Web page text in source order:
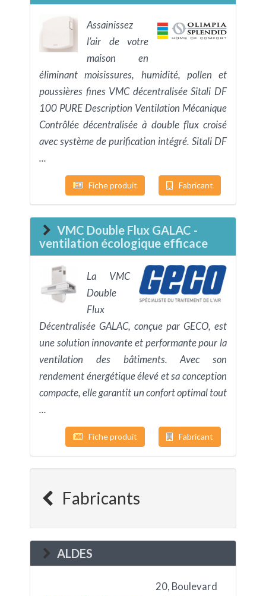
Assainissez
l’air de votre
maison en
éliminant moisissures, humidité, pollen et
poussières fines VMC décentralisée Sitali DF
100 PURE Description Ventilation Mécanique
Contrôlée décentralisée à double flux croisé
avec système de purification intégré. Sitali DF
...
Fiche produit Fabricant
VMC Double Flux GALAC -
ventilation écologique efficace
La VMC
Double
Flux
Décentralisée GALAC, conçue par GECO, est
une solution innovante et performante pour la
ventilation des bâtiments. Avec son
rendement énergétique élevé et sa conception
compacte, elle garantit un confort optimal tout
...
Fiche produit Fabricant
Fabricants
ALDES
20, Boulevard